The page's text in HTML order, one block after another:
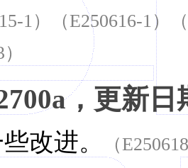
1）（E250616-1）
，更新日
改进。 （